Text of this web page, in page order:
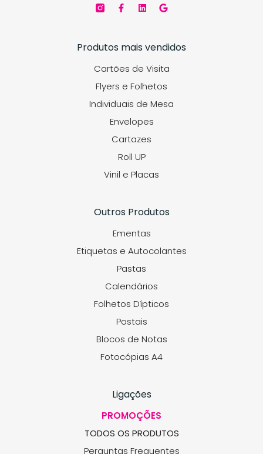
Produtos mais vendidos
Cartões de Visita
Flyers e Folhetos
Individuais de Mesa
Envelopes
Cartazes
Roll UP
Vinil e Placas
Outros Produtos
Ementas
Etiquetas e Autocolantes
Pastas
Calendários
Folhetos Dípticos
Postais
Blocos de Notas
Fotocópias A4
Ligações
PROMOÇÕES
TODOS OS PRODUTOS
Perguntas Frequentes